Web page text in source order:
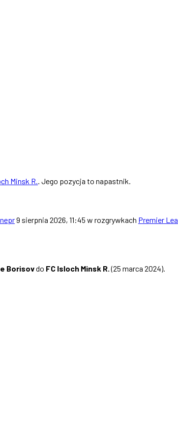
Minsk R. . Jego pozycja to napastnik.
9 sierpnia 2026, 11:45 w rozgrywkach Premier
Borisovdo FC Isloch Minsk R. (25 marca 2024).